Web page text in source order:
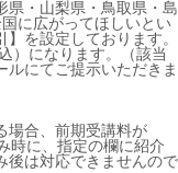
県・山梨県・鳥取県・島
に広がってほしいとい
を設定しております。
）になります。（該当
ルにてご提示いただきま
場合、前期受講料が
時に、指定の欄に紹介
後は対応できませんので